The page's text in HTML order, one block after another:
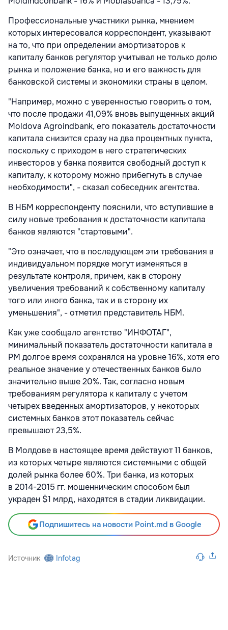
Профессиональные участники рынка, мнением
которых интересовался корреспондент, указывают
на то, что при определении амортизаторов к
капиталу банков регулятор учитывал не только долю
рынка и положение банка, но и его важность для
банковской системы и экономики страны в целом.
"Например, можно с уверенностью говорить о том,
что после продажи 41,09% вновь выпущенных акций
Moldova Agroindbank, его показатель достаточности
капитала снизится сразу на два процентных пункта,
поскольку с приходом в него стратегических
инвесторов у банка появится свободный доступ к
капиталу, к которому можно прибегнуть в случае
необходимости", - сказал собеседник агентства.
В НБМ корреспонденту пояснили, что вступившие в
силу новые требования к достаточности капитала
банков являются "стартовыми".
"Это означает, что в последующем эти требования в
индивидуальном порядке могут изменяться в
результате контроля, причем, как в сторону
увеличения требований к собственному капиталу
того или иного банка, так и в сторону их
уменьшения", - отметил представитель НБМ.
Как уже сообщало агентство "ИНФОТАГ",
минимальный показатель достаточности капитала в
РМ долгое время сохранялся на уровне 16%, хотя его
реальное значение у отечественных банков было
значительно выше 20%. Так, согласно новым
требованиям регулятора к капиталу с учетом
четырех введенных амортизаторов, у некоторых
системных банков этот показатель сейчас
превышают 23,5%.
В Молдове в настоящее время действуют 11 банков,
из которых четыре являются системными с общей
долей рынка более 60%. Три банка, из которых
в 2014-2015 гг. мошенническим способом был
украден $1 млрд, находятся в стадии ликвидации.
Подпишитесь на новости Point.md в Google
Источник Infotag